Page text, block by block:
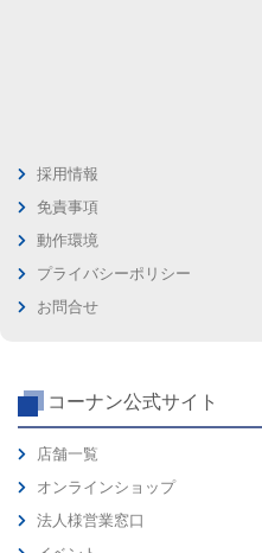
採用情報
免責事項
動作環境
プライバシーポリシー
お問合せ
コーナン公式サイト
店舗一覧
オンラインショップ
法人様営業窓口